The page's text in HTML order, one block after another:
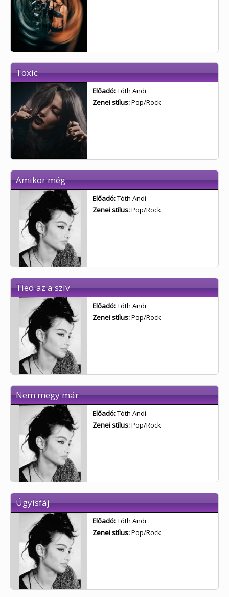
Toxic
Előadó:Tóth Andi
Zenei stílus:Pop/Rock
Amikor még
Előadó:Tóth Andi
Zenei stílus:Pop/Rock
Tied az a szív
Előadó:Tóth Andi
Zenei stílus:Pop/Rock
Nem megy már
Előadó:Tóth Andi
Zenei stílus:Pop/Rock
Úgyisfáj
Előadó:Tóth Andi
Zenei stílus:Pop/Rock